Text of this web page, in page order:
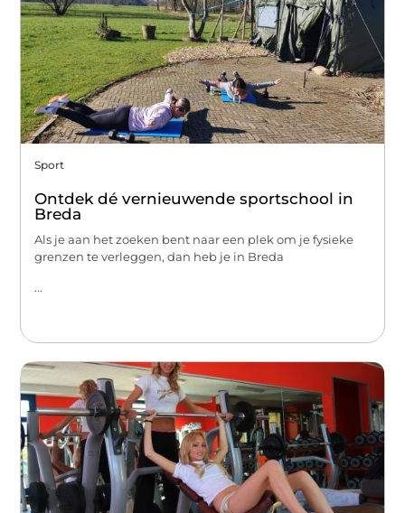
Sport
Ontdek dé vernieuwende sportschool in
Breda
Als je aan het zoeken bent naar een plek om je fysieke
grenzen te verleggen, dan heb je in Breda
...